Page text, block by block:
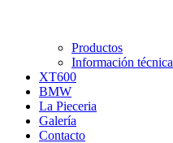
Productos
Información técnica
XT600
BMW
La Pieceria
Galería
Contacto